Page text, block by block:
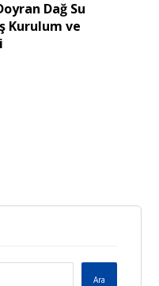
Dağ Su
Kurulum ve
Ara